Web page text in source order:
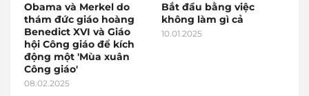
Obama và Merkel do
thám đức giáo hoàng
Benedict XVI và Giáo
hội Công giáo để kích
động một 'Mùa xuân
Công giáo'
08.02.2025
Bắt đầu bằng việc
không làm gì cả
10.01.2025